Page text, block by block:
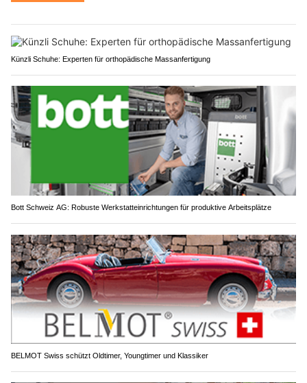
Künzli Schuhe: Experten für orthopädische Massanfertigung
Bott Schweiz AG: Robuste Werkstatteinrichtungen für produktive Arbeitsplätze
BELMOT Swiss schützt Oldtimer, Youngtimer und Klassiker